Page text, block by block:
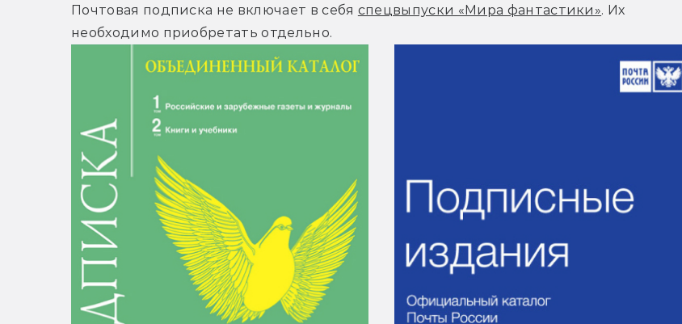
Почтовая подписка не включает в себя спецвыпуски «Мира фантастики». Их
необходимо приобретать отдельно.